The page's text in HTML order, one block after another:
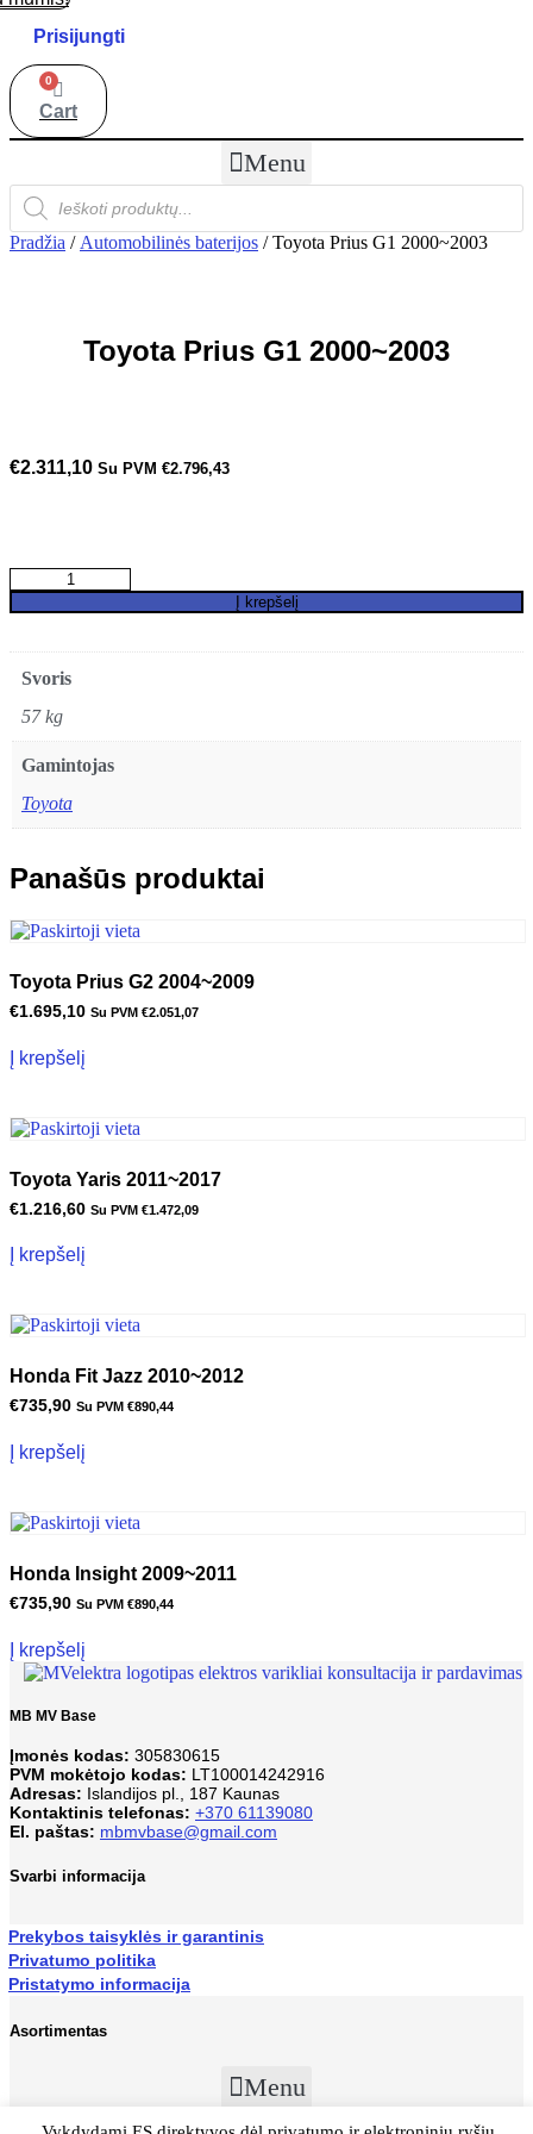
Prisijungti
0
Cart
Menu
Products
search
Pradžia / Automobilinės baterijos / Toyota Prius G1 2000~2003
Toyota Prius G1 2000~2003
€2.311,10 Su PVM €2.796,43
produkto
kiekis:
Toyota
2000~2003
Į krepšelį
Svoris
57 kg
Gamintojas
Toyota
Panašūs produktai
Toyota Prius G2 2004~2009
€1.695,10 Su PVM €2.051,07
Į krepšelį
Toyota Yaris 2011~2017
€1.216,60 Su PVM €1.472,09
Į krepšelį
Honda Fit Jazz 2010~2012
€735,90 Su PVM €890,44
Į krepšelį
Honda Insight 2009~2011
€735,90 Su PVM €890,44
Į krepšelį
MB MV Base
Įmonės kodas: 305830615
PVM mokėtojo kodas: LT100014242916
Adresas: Islandijos pl., 187 Kaunas
Kontaktinis telefonas: +370 61139080
El. paštas: mbmvbase@gmail.com
Svarbi informacija
Prekybos taisyklės ir garantinis
Privatumo politika
Pristatymo informacija
Asortimentas
Menu